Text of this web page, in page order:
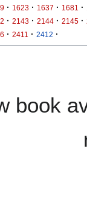
· 1623 · 1637 · 1681 ·
· 2143 · 2144 · 2145 ·
· 2411 · 2412 ·
book